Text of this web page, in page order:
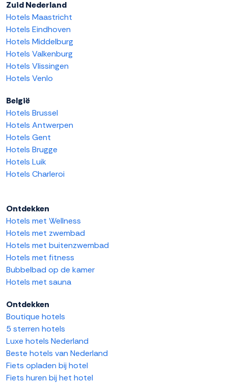
Zuid Nederland
Hotels Maastricht
Hotels Eindhoven
Hotels Middelburg
Hotels Valkenburg
Hotels Vlissingen
Hotels Venlo
België
Hotels Brussel
Hotels Antwerpen
Hotels Gent
Hotels Brugge
Hotels Luik
Hotels Charleroi
Ontdekken
Hotels met Wellness
Hotels met zwembad
Hotels met buitenzwembad
Hotels met fitness
Bubbelbad op de kamer
Hotels met sauna
Ontdekken
Boutique hotels
5 sterren hotels
Luxe hotels Nederland
Beste hotels van Nederland
Fiets opladen bij hotel
Fiets huren bij het hotel